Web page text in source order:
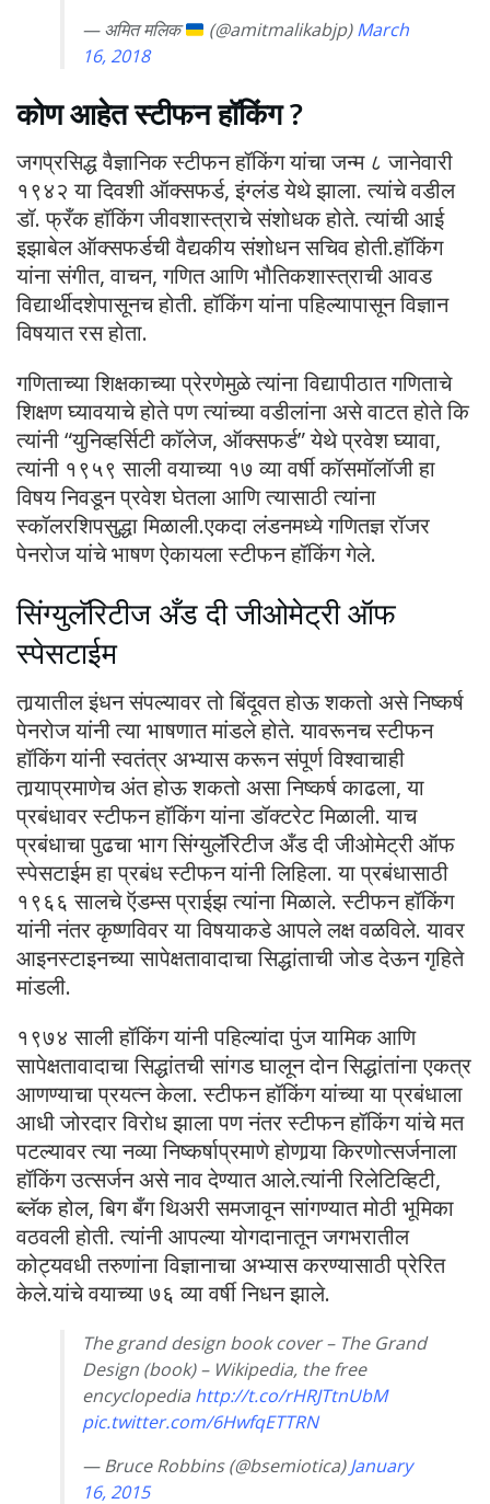
— अमित मलिक
(@amitmalikabjp)March
16, 2018
कोण आहेत स्टीफन हॉकिंग ?
जगप्रसिद्ध वैज्ञानिक स्टीफन हॉकिंग यांचा जन्म ८ जानेवारी
१९४२ या दिवशी ऑक्सफर्ड, इंग्लंड येथे झाला. त्यांचे वडील
डॉ. फ्रँक हॉकिंग जीवशास्त्राचे संशोधक होते. त्यांची आई
इझाबेल ऑक्सफर्डची वैद्यकीय संशोधन सचिव होती.हॉकिंग
यांना संगीत, वाचन, गणित आणि भौतिकशास्त्राची आवड
विद्यार्थीदशेपासूनच होती. हॉकिंग यांना पहिल्यापासून विज्ञान
विषयात रस होता.
गणिताच्या शिक्षकाच्या प्रेरणेमुळे त्यांना विद्यापीठात गणिताचे
शिक्षण घ्यावयाचे होते पण त्यांच्या वडीलांना असे वाटत होते कि
त्यांनी “युनिव्हर्सिटी कॉलेज, ऑक्सफर्ड” येथे प्रवेश घ्यावा,
त्यांनी १९५९ साली वयाच्या १७ व्या वर्षी कॉसमॉलॉजी हा
विषय निवडून प्रवेश घेतला आणि त्यासाठी त्यांना
स्कॉलरशिपसुद्धा मिळाली.एकदा लंडनमध्ये गणितज्ञ रॉजर
पेनरोज यांचे भाषण ऐकायला स्टीफन हॉकिंग गेले.
सिंग्युलॅरिटीज अँड दी जीओमेट्री ऑफ
स्पेसटाईम
तार्‍यातील इंधन संपल्यावर तो बिंदूवत होऊ शकतो असे निष्कर्ष
पेनरोज यांनी त्या भाषणात मांडले होते. यावरूनच स्टीफन
हॉकिंग यांनी स्वतंत्र अभ्यास करून संपूर्ण विश्वाचाही
तार्‍याप्रमाणेच अंत होऊ शकतो असा निष्कर्ष काढला, या
प्रबंधावर स्टीफन हॉकिंग यांना डॉक्टरेट मिळाली. याच
प्रबंधाचा पुढचा भाग सिंग्युलॅरिटीज अँड दी जीओमेट्री ऑफ
स्पेसटाईम हा प्रबंध स्टीफन यांनी लिहिला. या प्रबंधासाठी
१९६६ सालचे ऍडम्स प्राईझ त्यांना मिळाले. स्टीफन हॉकिंग
यांनी नंतर कृष्णविवर या विषयाकडे आपले लक्ष वळविले. यावर
आइनस्टाइनच्या सापेक्षतावादाचा सिद्धांताची जोड देऊन गृहिते
मांडली.
१९७४ साली हॉकिंग यांनी पहिल्यांदा पुंज यामिक आणि
सापेक्षतावादाचा सिद्धांतची सांगड घालून दोन सिद्धांतांना एकत्र
आणण्याचा प्रयत्न केला. स्टीफन हॉकिंग यांच्या या प्रबंधाला
आधी जोरदार विरोध झाला पण नंतर स्टीफन हॉकिंग यांचे मत
पटल्यावर त्या नव्या निष्कर्षाप्रमाणे होणार्‍या किरणोत्सर्जनाला
हॉकिंग उत्सर्जन असे नाव देण्यात आले.त्यांनी रिलेटिव्हिटी,
ब्लॅक होल, बिग बँग थिअरी समजावून सांगण्यात मोठी भूमिका
वठवली होती. त्यांनी आपल्या योगदानातून जगभरातील
कोट्यवधी तरुणांना विज्ञानाचा अभ्यास करण्यासाठी प्रेरित
केले.यांचे वयाच्या ७६ व्या वर्षी निधन झाले.
The grand design book cover – The Grand
Design (book) – Wikipedia, the free
encyclopedia http://t.co/rHRJTtnUbM
pic.twitter.com/6HwfqETTRN
— Bruce Robbins (@bsemiotica)January
16, 2015